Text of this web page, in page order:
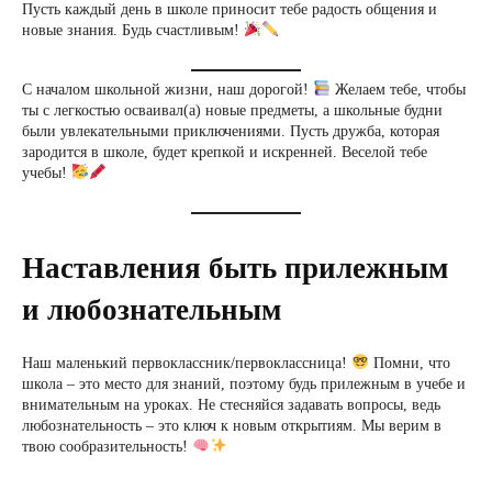
Пусть каждый день в школе приносит тебе радость общения и
новые знания. Будь счастливым!
С началом школьной жизни, наш дорогой!
Желаем тебе, чтобы
ты с легкостью осваивал(а) новые предметы, а школьные будни
были увлекательными приключениями. Пусть дружба, которая
зародится в школе, будет крепкой и искренней. Веселой тебе
учебы!
Наставления быть прилежным
и любознательным
Наш маленький первоклассник/первоклассница!
Помни, что
школа – это место для знаний, поэтому будь прилежным в учебе и
внимательным на уроках. Не стесняйся задавать вопросы, ведь
любознательность – это ключ к новым открытиям. Мы верим в
твою сообразительность!